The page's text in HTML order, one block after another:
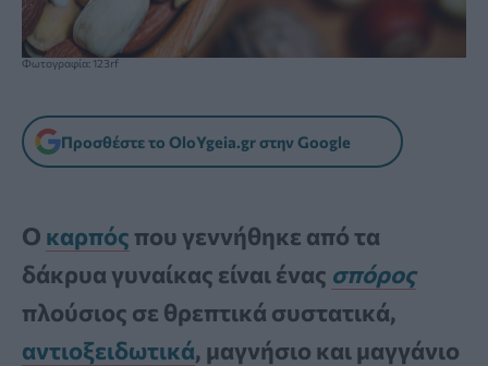
Φωτογραφία: 123rf
Προσθέστε το OloYgeia.gr στην Google
Ο καρπός που γεννήθηκε από τα
δάκρυα γυναίκας είναι ένας σπόρος
πλούσιος σε θρεπτικά συστατικά,
αντιοξειδωτικά, μαγνήσιο και μαγγάνιο